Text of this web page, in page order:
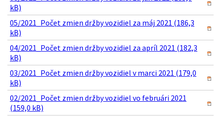
kB)
05/2021_Počet zmien držby vozidiel za máj 2021 (186,3
kB)
04/2021_Počet zmien držby vozidiel za apríl 2021 (182,3
kB)
03/2021_Počet zmien držby vozidiel v marci 2021 (179,0
kB)
02/2021_Počet zmien držby vozidiel vo februári 2021
(159,0 kB)